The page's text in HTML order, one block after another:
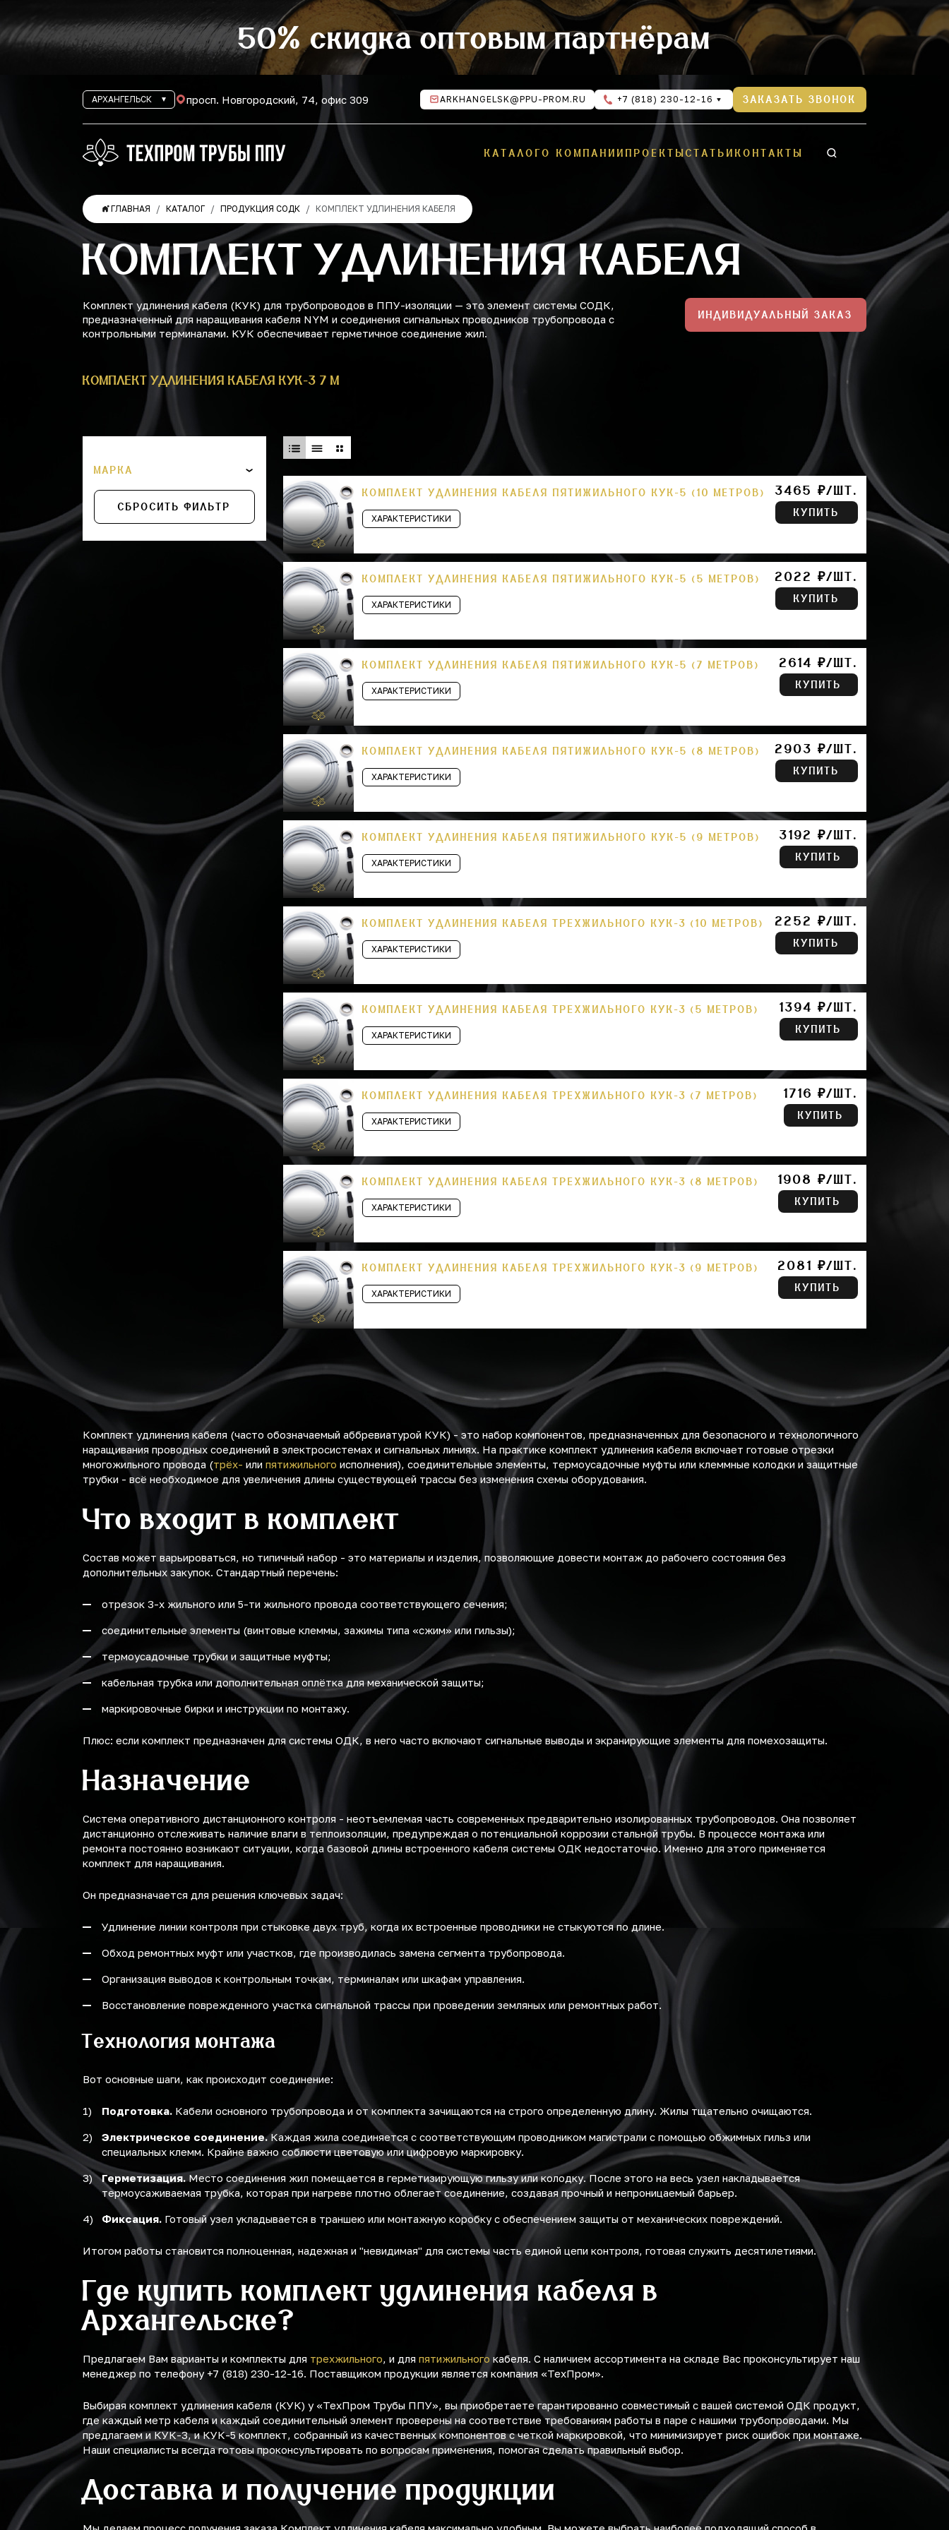
50% скидка оптовым партнёрам
АРХАНГЕЛЬСК просп. Новгородский, 74, офис 309 ARKHANGELSK@PPU-PROM.RU +7 (818) 230-12-16 ЗАКАЗАТЬ ЗВОНОК
КАТАЛОГО КОМПАНИИ ПРОЕКТЫСТАТЬИ КОНТАКТЫ
ГЛАВНАЯ КАТАЛОГ ПРОДУКЦИЯ СОДК КОМПЛЕКТ УДЛИНЕНИЯ КАБЕЛЯ
КОМПЛЕКТ УДЛИНЕНИЯ КАБЕЛЯ
Комплект удлинения кабеля (КУК) для трубопроводов в ППУ-изоляции — это элемент системы СОДК,
предназначенный для наращивания кабеля NYM и соединения сигнальных проводников трубопровода с
контрольными терминалами. КУК обеспечивает герметичное соединение жил.
ИНДИВИДУАЛЬНЫЙ ЗАКАЗ
КОМПЛЕКТ УДЛИНЕНИЯ КАБЕЛЯ КУК-3 7 М
МАРКА
СБРОСИТЬ ФИЛЬТР
КОМПЛЕКТ УДЛИНЕНИЯ КАБЕЛЯ ПЯТИЖИЛЬНОГО КУК-5 (10 МЕТРОВ)
ХАРАКТЕРИСТИКИ
3465 ₽/ШТ.
КУПИТЬ
КОМПЛЕКТ УДЛИНЕНИЯ КАБЕЛЯ ПЯТИЖИЛЬНОГО КУК-5 (5 МЕТРОВ)
ХАРАКТЕРИСТИКИ
2022 ₽/ШТ.
КУПИТЬ
КОМПЛЕКТ УДЛИНЕНИЯ КАБЕЛЯ ПЯТИЖИЛЬНОГО КУК-5 (7 МЕТРОВ)
ХАРАКТЕРИСТИКИ
2614 ₽/ШТ.
КУПИТЬ
КОМПЛЕКТ УДЛИНЕНИЯ КАБЕЛЯ ПЯТИЖИЛЬНОГО КУК-5 (8 МЕТРОВ)
ХАРАКТЕРИСТИКИ
2903 ₽/ШТ.
КУПИТЬ
КОМПЛЕКТ УДЛИНЕНИЯ КАБЕЛЯ ПЯТИЖИЛЬНОГО КУК-5 (9 МЕТРОВ)
ХАРАКТЕРИСТИКИ
3192 ₽/ШТ.
КУПИТЬ
КОМПЛЕКТ УДЛИНЕНИЯ КАБЕЛЯ ТРЕХЖИЛЬНОГО КУК-3 (10 МЕТРОВ)
ХАРАКТЕРИСТИКИ
2252 ₽/ШТ.
КУПИТЬ
КОМПЛЕКТ УДЛИНЕНИЯ КАБЕЛЯ ТРЕХЖИЛЬНОГО КУК-3 (5 МЕТРОВ)
ХАРАКТЕРИСТИКИ
1394 ₽/ШТ.
КУПИТЬ
КОМПЛЕКТ УДЛИНЕНИЯ КАБЕЛЯ ТРЕХЖИЛЬНОГО КУК-3 (7 МЕТРОВ)
ХАРАКТЕРИСТИКИ
1716 ₽/ШТ.
КУПИТЬ
КОМПЛЕКТ УДЛИНЕНИЯ КАБЕЛЯ ТРЕХЖИЛЬНОГО КУК-3 (8 МЕТРОВ)
ХАРАКТЕРИСТИКИ
1908 ₽/ШТ.
КУПИТЬ
КОМПЛЕКТ УДЛИНЕНИЯ КАБЕЛЯ ТРЕХЖИЛЬНОГО КУК-3 (9 МЕТРОВ)
ХАРАКТЕРИСТИКИ
2081 ₽/ШТ.
КУПИТЬ
Комплект удлинения кабеля (часто обозначаемый аббревиатурой КУК) - это набор компонентов, предназначенных для безопасного и технологичного
наращивания проводных соединений в электросистемах и сигнальных линиях. На практике комплект удлинения кабеля включает готовые отрезки
многожильного провода (трёх- или пятижильного исполнения), соединительные элементы, термоусадочные муфты или клеммные колодки и защитные
трубки - всё необходимое для увеличения длины существующей трассы без изменения схемы оборудования.
Что входит в комплект
Состав может варьироваться, но типичный набор - это материалы и изделия, позволяющие довести монтаж до рабочего состояния без
дополнительных закупок. Стандартный перечень:
отрезок 3-х жильного или 5-ти жильного провода соответствующего сечения;
соединительные элементы (винтовые клеммы, зажимы типа «сжим» или гильзы);
термоусадочные трубки и защитные муфты;
кабельная трубка или дополнительная оплётка для механической защиты;
маркировочные бирки и инструкции по монтажу.
Плюс: если комплект предназначен для системы ОДК, в него часто включают сигнальные выводы и экранирующие элементы для помехозащиты.
Назначение
Система оперативного дистанционного контроля - неотъемлемая часть современных предварительно изолированных трубопроводов. Она позволяет
дистанционно отслеживать наличие влаги в теплоизоляции, предупреждая о потенциальной коррозии стальной трубы. В процессе монтажа или
ремонта постоянно возникают ситуации, когда базовой длины встроенного кабеля системы ОДК недостаточно. Именно для этого применяется
комплект для наращивания.
Он предназначается для решения ключевых задач:
Удлинение линии контроля при стыковке двух труб, когда их встроенные проводники не стыкуются по длине.
Обход ремонтных муфт или участков, где производилась замена сегмента трубопровода.
Организация выводов к контрольным точкам, терминалам или шкафам управления.
Восстановление поврежденного участка сигнальной трассы при проведении земляных или ремонтных работ.
Технология монтажа
Вот основные шаги, как происходит соединение:
Подготовка. Кабели основного трубопровода и от комплекта зачищаются на строго определенную длину. Жилы тщательно очищаются.
Электрическое соединение.Каждая жила соединяется с соответствующим проводником магистрали с помощью обжимных гильз или
специальных клемм. Крайне важно соблюсти цветовую или цифровую маркировку.
Герметизация. Место соединения жил помещается в герметизирующую гильзу или колодку. После этого на весь узел накладывается
термоусаживаемая трубка, которая при нагреве плотно облегает соединение, создавая прочный и непроницаемый барьер.
Фиксация. Готовый узел укладывается в траншею или монтажную коробку с обеспечением защиты от механических повреждений.
Итогом работы становится полноценная, надежная и "невидимая" для системы часть единой цепи контроля, готовая служить десятилетиями.
Где купить комплект удлинения кабеля в
Архангельске?
Предлагаем Вам варианты и комплекты для трехжильного, и для пятижильного кабеля. С наличием ассортимента на складе Вас проконсультирует наш
менеджер по телефону +7 (818) 230-12-16. Поставщиком продукции является компания «ТехПром».
Выбирая комплект удлинения кабеля (КУК) у «ТехПром Трубы ППУ», вы приобретаете гарантированно совместимый с вашей системой ОДК продукт,
где каждый метр кабеля и каждый соединительный элемент проверены на соответствие требованиям работы в паре с нашими трубопроводами. Мы
предлагаем и КУК-3, и КУК-5 комплект, собранный из качественных компонентов с четкой маркировкой, что минимизирует риск ошибок при монтаже.
Наши специалисты всегда готовы проконсультировать по вопросам применения, помогая сделать правильный выбор.
Доставка и получение продукции